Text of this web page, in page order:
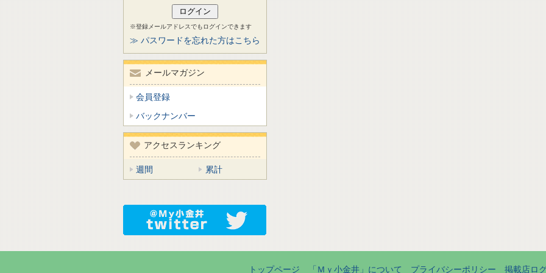
※登録メールアドレスでもログインできます
≫ パスワードを忘れた方はこちら
メールマガジン
会員登録
バックナンバー
アクセスランキング
週間 累計
トップページ 「Ｍｙ小金井」について プライバシーポリシー 掲載店ロ